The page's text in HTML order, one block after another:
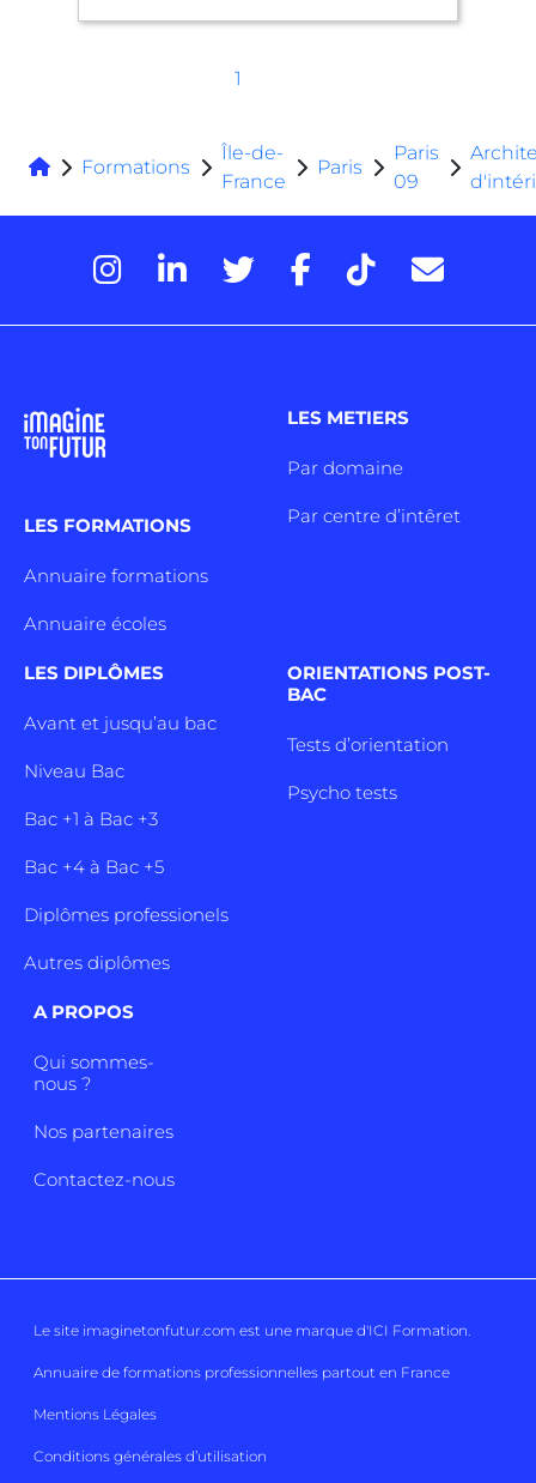
1
Formations
Île-de-
France
Paris
Paris
09
LES FORMATIONS
Annuaire formations
Annuaire écoles
LES METIERS
Par domaine
Par centre d’intêret
LES DIPLÔMES
Avant et jusqu’au bac
Niveau Bac
Bac +1 à Bac +3
Bac +4 à Bac +5
Diplômes professionels
Autres diplômes
ORIENTATIONS POST-
BAC
Tests d’orientation
Psycho tests
A PROPOS
Qui sommes-
nous ?
Nos partenaires
Contactez-nous
Le site imaginetonfutur.com est une marque d'ICI Formation.
Annuaire de formations professionnelles partout en France
Mentions Légales
Conditions générales d’utilisation